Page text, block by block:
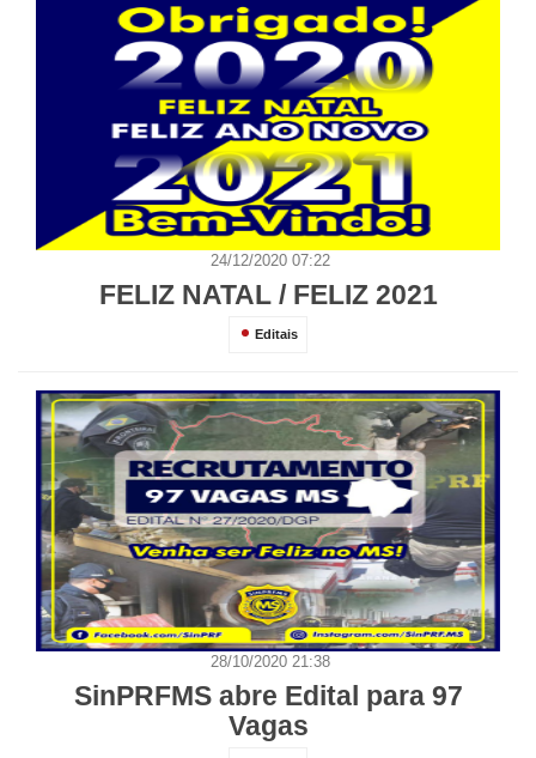
24/12/2020 07:22
FELIZ NATAL / FELIZ 2021
Editais
28/10/2020 21:38
SinPRFMS abre Edital para 97
Vagas